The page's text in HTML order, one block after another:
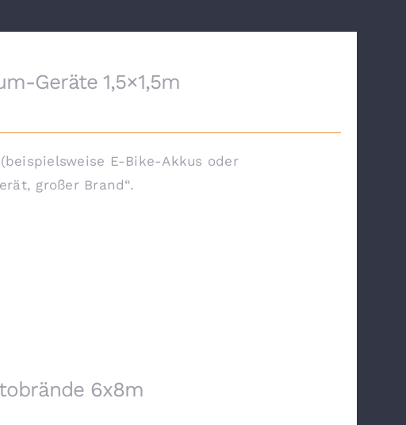
Geräte 1,5×1,5m
E-Bike-Akkus oder
großer Brand“.
6x8m